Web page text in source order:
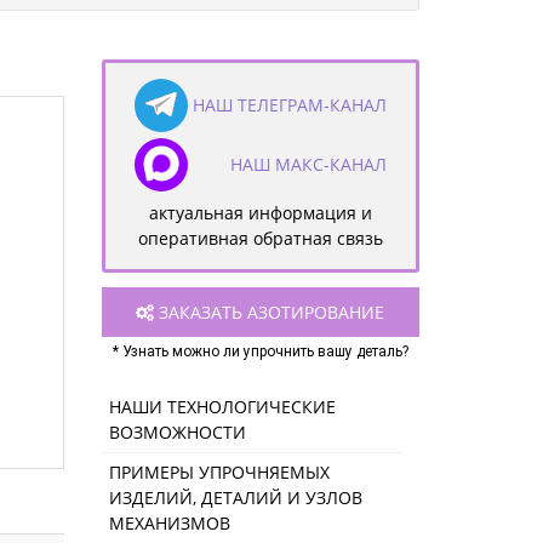
НАШ ТЕЛЕГРАМ-КАНАЛ
НАШ МАКС-КАНАЛ
актуальная информация и
оперативная обратная связь
ЗАКАЗАТЬ АЗОТИРОВАНИЕ
* Узнать можно ли упрочнить вашу деталь?
НАШИ ТЕХНОЛОГИЧЕСКИЕ
ВОЗМОЖНОСТИ
ПРИМЕРЫ УПРОЧНЯЕМЫХ
ИЗДЕЛИЙ, ДЕТАЛИЙ И УЗЛОВ
МЕХАНИЗМОВ